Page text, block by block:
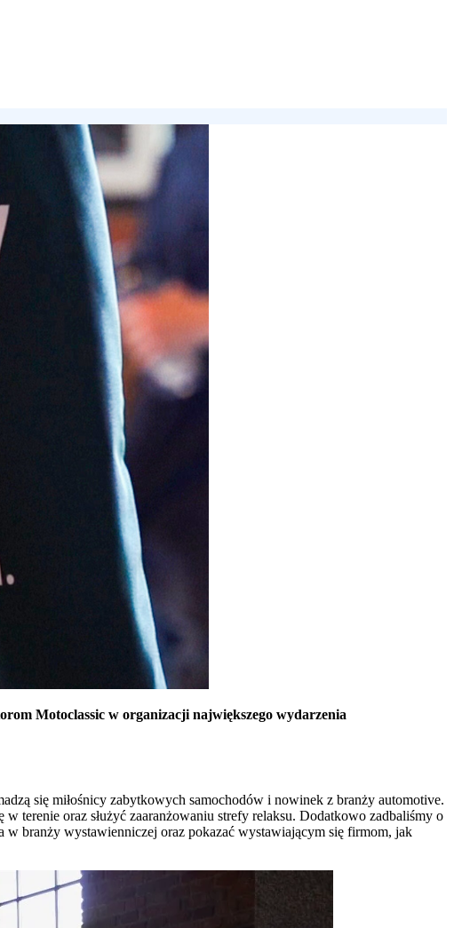
Motoclassic w organizacji największego wydarzenia
się miłośnicy zabytkowych samochodów i nowinek z branży automotive.
terenie oraz służyć zaaranżowaniu strefy relaksu. Dodatkowo zadbaliśmy o
branży wystawienniczej oraz pokazać wystawiającym się firmom, jak